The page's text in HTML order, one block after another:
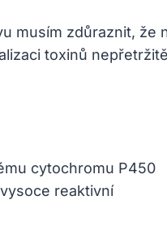
musím zdůraznit, že
toxinů
cytochromu P450
reaktivní